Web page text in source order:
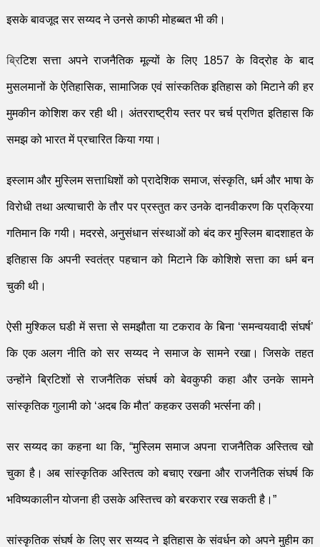
इसके बावजूद सर सय्यद ने उनसे काफी मोहब्बत भी की।
ब्रिटिश सत्ता अपने राजनैतिक मूल्यों के लिए 1857 केविद्रोह केबाद
मुसलमानों के ऐतिहासिक,सामाजिक एवं सांस्कतिक इतिहास को मिटाने की हर
मुमकीन कोशिश कर रही थी। अंतरराष्ट्रीय स्तर पर चर्च प्रणित इतिहास कि
समझ को भारत में प्रचारित किया गया।
इस्लाम और मुस्लिम सत्ताधिशों को प्रादेशिक समाज,संस्कृति, धर्म और भाषा के
विरोधी तथा अत्याचारी के तौर पर प्रस्तुत कर उनके दानवीकरण कि प्रक्रिया
गतिमान कि गयी। मदरसे,अनुसंधान संस्थाओं को बंद कर मुस्लिम बादशाहत के
इतिहास कि अपनी स्वतंत्र पहचान को मिटाने कि कोशिशे सत्ता का धर्म बन
चुकी थी।
ऐसी मुश्किल घडी में सत्ता से समझौता या टकराव के बिना ‘समन्वयवादी संघर्ष’
कि एक अलगनीति को सर सय्यद ने समाज के सामने रखा। जिसके तहत
उन्होंने ब्रिटिशों से राजनैतिक संघर्ष को बेवकुफी कहा और उनके सामने
सांस्कृतिक गुलामी को ‘अदब कि मौत’कहकर उसकी भर्त्सना की।
सर सय्यद का कहना था कि, “मुस्लिम समाज अपना राजनैतिक अस्तित्व खो
चुका है। अब सांस्कृतिक अस्तित्व को बचाए रखना और राजनैतिक संघर्ष कि
भविष्यकालीन योजना ही उसके अस्तित्त्व को बरकरार रख सकती है। ”
सांस्कृतिक संघर्ष के लिए सर सय्यद ने इतिहास के संवर्धन को अपने मुहीम का